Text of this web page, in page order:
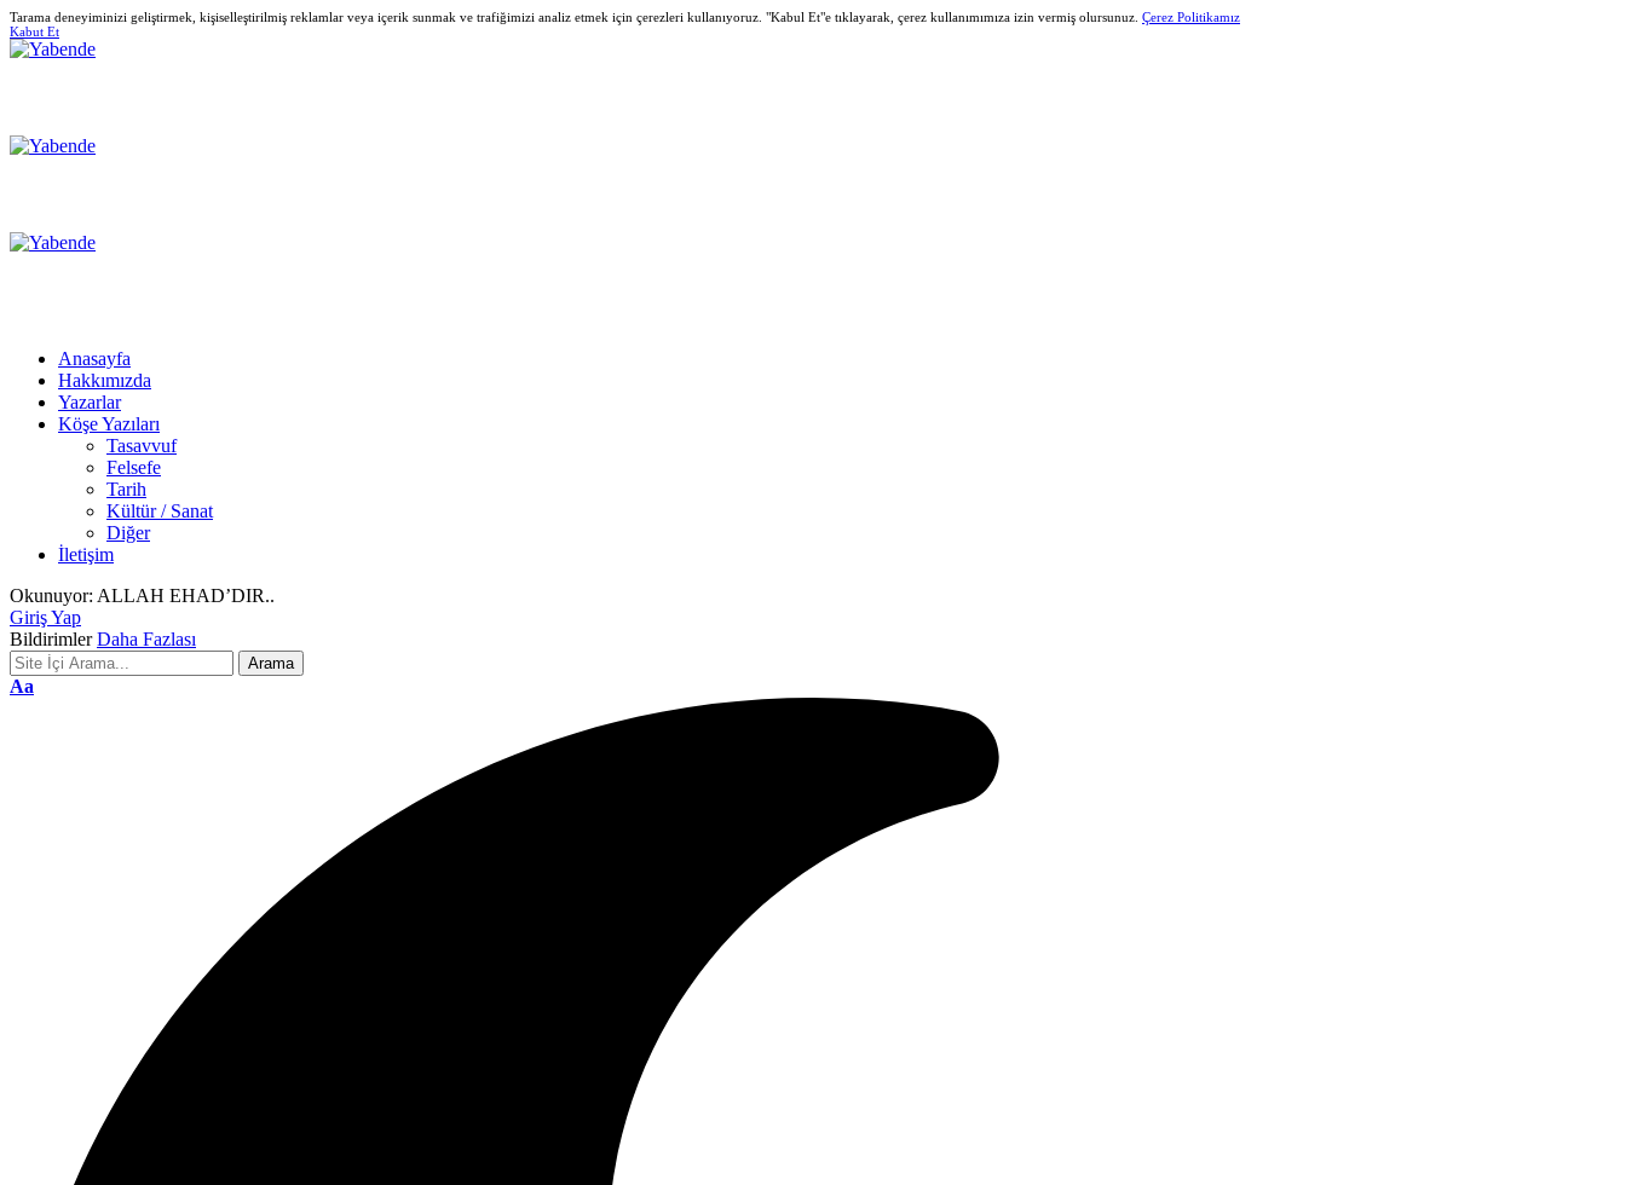
Tarama deneyiminizi geliştirmek, kişiselleştirilmiş reklamlar veya içerik sunmak ve trafiğimizi analiz etmek için çerezleri kullanıyoruz. "Kabul Et"e tıklayarak, çerez kullanımımıza izin vermiş olursunuz. Çerez Politikamız
Kabut Et
Anasayfa
Hakkımızda
Yazarlar
Köşe Yazıları
Tasavvuf
Felsefe
Tarih
Kültür / Sanat
Diğer
İletişim
Okunuyor: ALLAH EHAD’DIR..
Giriş Yap
Bildirimler Daha Fazlası
Font
Aa